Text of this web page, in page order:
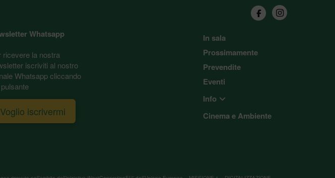
Whatsapp
ricevere la nostra
iscriviti al nostro
Whatsapp cliccando
Voglio iscrivermi
In sala
Prossimamente
Prevendite
Eventi
Info
Cinema e Ambiente